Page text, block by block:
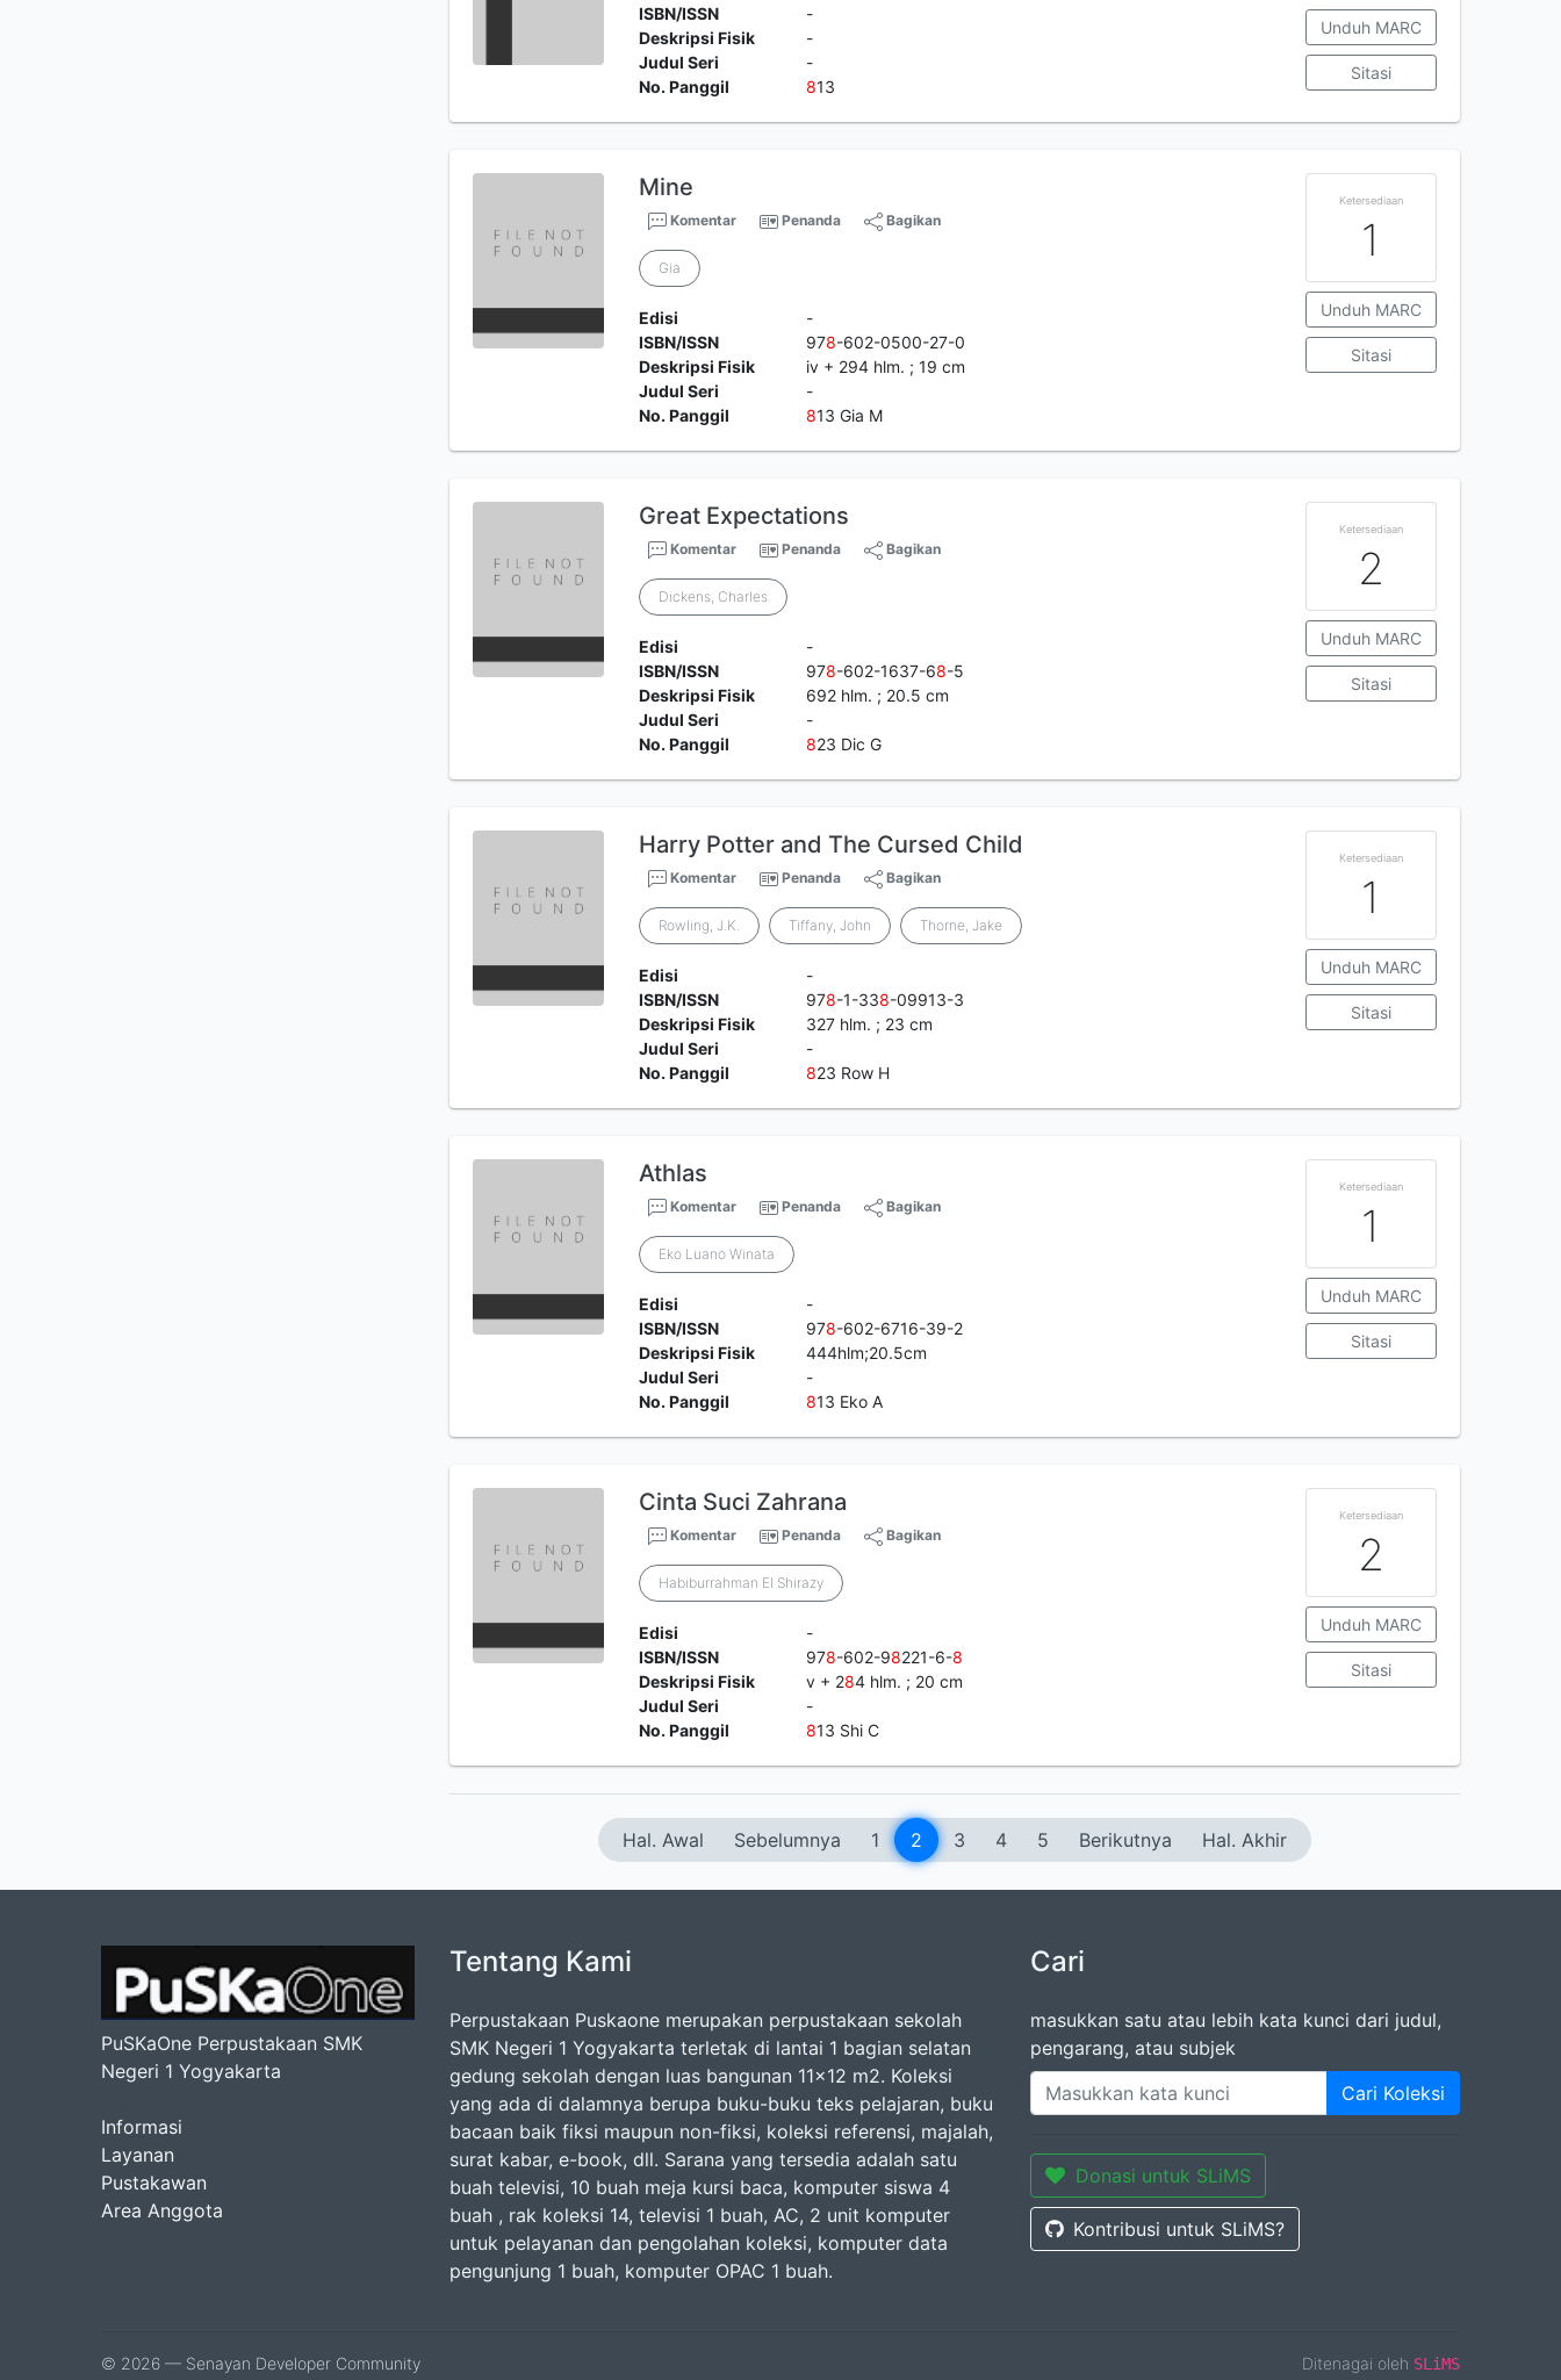
ISBN/ISSN
-
Deskripsi Fisik
-
Judul Seri
-
No. Panggil
813
Unduh MARC
Sitasi
Mine
Komentar Penanda Bagikan
Gia
Edisi
-
ISBN/ISSN
978-602-0500-27-0
Deskripsi Fisik
iv + 294 hlm. ; 19 cm
Judul Seri
-
No. Panggil
813 Gia M
Ketersediaan
1
Unduh MARC
Sitasi
Great Expectations
Komentar Penanda Bagikan
Dickens, Charles
Edisi
-
ISBN/ISSN
978-602-1637-68-5
Deskripsi Fisik
692 hlm. ; 20.5 cm
Judul Seri
-
No. Panggil
823 Dic G
Ketersediaan
2
Unduh MARC
Sitasi
Harry Potter and The Cursed Child
Komentar Penanda Bagikan
Rowling, J.K. Tiffany, John Thorne, Jake
Edisi
-
ISBN/ISSN
978-1-338-09913-3
Deskripsi Fisik
327 hlm. ; 23 cm
Judul Seri
-
No. Panggil
823 Row H
Ketersediaan
1
Unduh MARC
Sitasi
Athlas
Komentar Penanda Bagikan
Eko Luano Winata
Edisi
-
ISBN/ISSN
978-602-6716-39-2
Deskripsi Fisik
444hlm;20.5cm
Judul Seri
-
No. Panggil
813 Eko A
Ketersediaan
1
Unduh MARC
Sitasi
Cinta Suci Zahrana
Komentar Penanda Bagikan
Habiburrahman El Shirazy
Edisi
-
ISBN/ISSN
978-602-98221-6-8
Deskripsi Fisik
v + 284 hlm. ; 20 cm
Judul Seri
-
No. Panggil
813 Shi C
Ketersediaan
2
Unduh MARC
Sitasi
Hal. Awal Sebelumnya 1 2 3 4 5 Berikutnya Hal. Akhir
PuSKaOne Perpustakaan SMK
Negeri 1 Yogyakarta
Informasi
Layanan
Pustakawan
Area Anggota
Tentang Kami
Perpustakaan Puskaone merupakan perpustakaan sekolah
SMK Negeri 1 Yogyakarta terletak di lantai 1 bagian selatan
gedung sekolah dengan luas bangunan 11x12 m2. Koleksi
yang ada di dalamnya berupa buku-buku teks pelajaran, buku
bacaan baik fiksi maupun non-fiksi, koleksi referensi, majalah,
surat kabar, e-book, dll. Sarana yang tersedia adalah satu
buah televisi, 10 buah meja kursi baca, komputer siswa 4
buah , rak koleksi 14, televisi 1 buah, AC, 2 unit komputer
untuk pelayanan dan pengolahan koleksi, komputer data
pengunjung 1 buah, komputer OPAC 1 buah.
Cari
masukkan satu atau lebih kata kunci dari judul,
pengarang, atau subjek
Cari Koleksi
Donasi untuk SLiMS
Kontribusi untuk SLiMS?
© 2026 — Senayan Developer Community Ditenagai oleh SLiMS